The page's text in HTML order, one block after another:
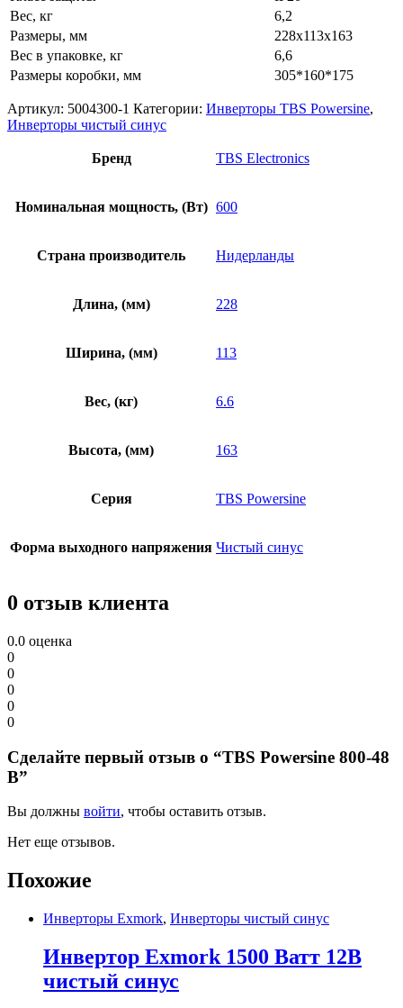
Вес, кг
6,2
Размеры, мм
228x113x163
Вес в упаковке, кг
6,6
Размеры коробки, мм
305*160*175
Артикул: 5004300-1 Категории: Инверторы TBS Powersine,
Инверторы чистый синус
Бренд TBS Electronics
Номинальная мощность, (Вт) 600
Страна производитель Нидерланды
Длина, (мм) 228
Ширина, (мм) 113
Вес, (кг) 6.6
Высота, (мм) 163
Серия TBS Powersine
Форма выходного напряжения Чистый синус
0 отзыв клиента
0.0 оценка
0
0
0
0
0
Сделайте первый отзыв о “TBS Powersine 800-48
В”
Вы должны войти, чтобы оставить отзыв.
Нет еще отзывов.
Похожие
Инверторы Exmork, Инверторы чистый синус
Инвертор Exmork 1500 Ватт 12В
чистый синус